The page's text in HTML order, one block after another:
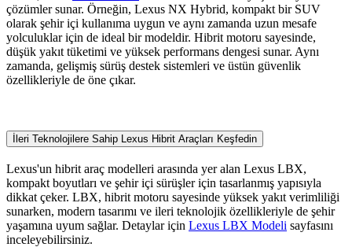
çözümler sunar. Örneğin, Lexus NX Hybrid, kompakt bir SUV
olarak şehir içi kullanıma uygun ve aynı zamanda uzun mesafe
yolculuklar için de ideal bir modeldir. Hibrit motoru sayesinde,
düşük yakıt tüketimi ve yüksek performans dengesi sunar. Aynı
zamanda, gelişmiş sürüş destek sistemleri ve üstün güvenlik
özellikleriyle de öne çıkar.
İleri Teknolojilere Sahip Lexus Hibrit Araçları Keşfedin
Lexus'un hibrit araç modelleri arasında yer alan Lexus LBX,
kompakt boyutları ve şehir içi sürüşler için tasarlanmış yapısıyla
dikkat çeker. LBX, hibrit motoru sayesinde yüksek yakıt verimliliği
sunarken, modern tasarımı ve ileri teknolojik özellikleriyle de şehir
yaşamına uyum sağlar. Detaylar için Lexus LBX Modeli sayfasını
inceleyebilirsiniz.